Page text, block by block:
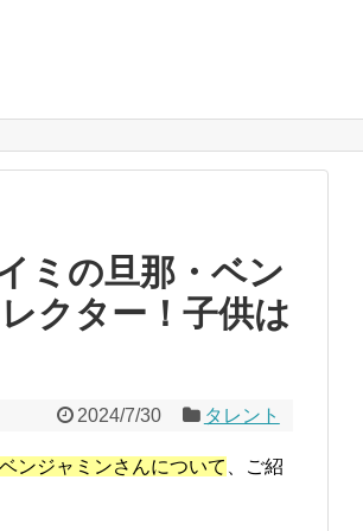
ミの旦那・ベン
クター！子供は
2024/7/30 タレント
ンジャミンさんについて
、ご紹